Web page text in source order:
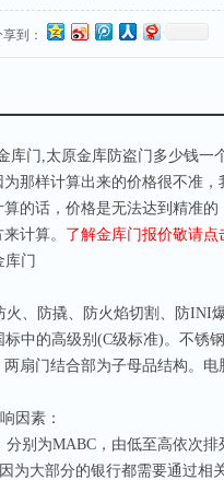
到：
库门 ,太原金库防盗门多少钱一
那样计算出来的价格很不准
的话，价格是无法达到精准
计算。 了解金库门报价敬请
、防撬、防火焰切割、防INI
中的高级别 (C级标准)。不锈
扇门结合部为子母品结构。
因素：
分别为MABC ，由低至高依次
为大部分的银行都需要通过相